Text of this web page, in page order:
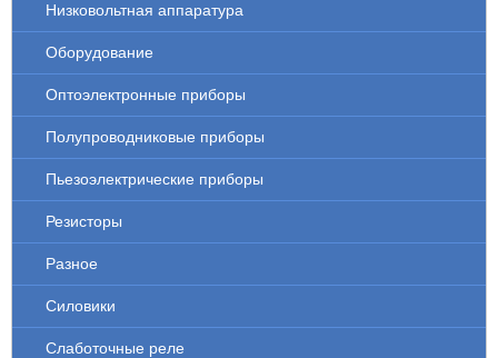
Низковольтная аппаратура
Оборудование
Оптоэлектронные приборы
Полупроводниковые приборы
Пьезоэлектрические приборы
Резисторы
Разное
Силовики
Слаботочные реле